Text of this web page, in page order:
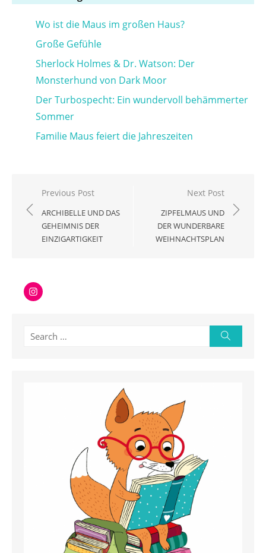
Wo ist die Maus im großen Haus?
Große Gefühle
Sherlock Holmes & Dr. Watson: Der
Monsterhund von Dark Moor
Der Turbospecht: Ein wundervoll behämmerter
Sommer
Familie Maus feiert die Jahreszeiten
Beitragsnavigation
Previous Post
ARCHIBELLE UND DAS
GEHEIMNIS DER
EINZIGARTIGKEIT
Next Post
ZIPFELMAUS UND
DER WUNDERBARE
WEIHNACHTSPLAN
Instagram
Search